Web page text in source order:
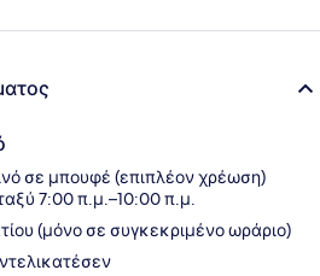
σε μπουφέ (επιπλέον χρέωση)
7:00 π.μ.–10:00 π.μ.
(μόνο σε συγκεκριμένο ωράριο)